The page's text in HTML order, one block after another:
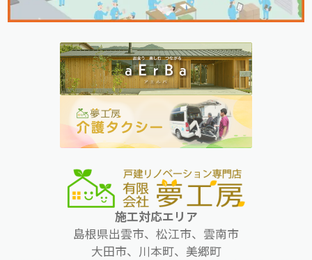
施工対応エリア
島根県出雲市、松江市、雲南市
大田市、川本町、美郷町